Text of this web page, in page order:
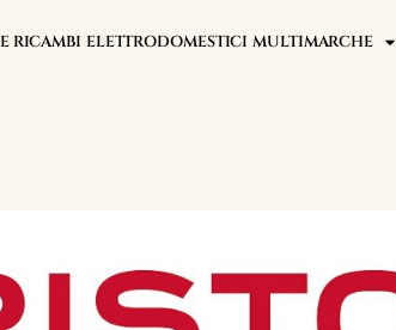
RICAMBI ELETTRODOMESTICI MULTIMARCHE